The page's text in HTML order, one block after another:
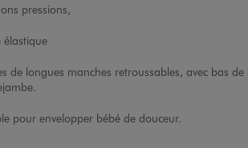
pressions,
élastique
de longues manches retroussables, avec bas
pour envelopper bébé de douceur.